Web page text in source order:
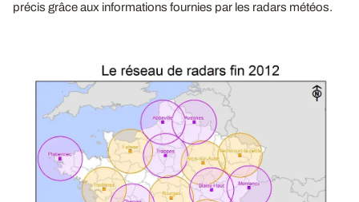
précis grâce aux informations fournies par les radars météos.